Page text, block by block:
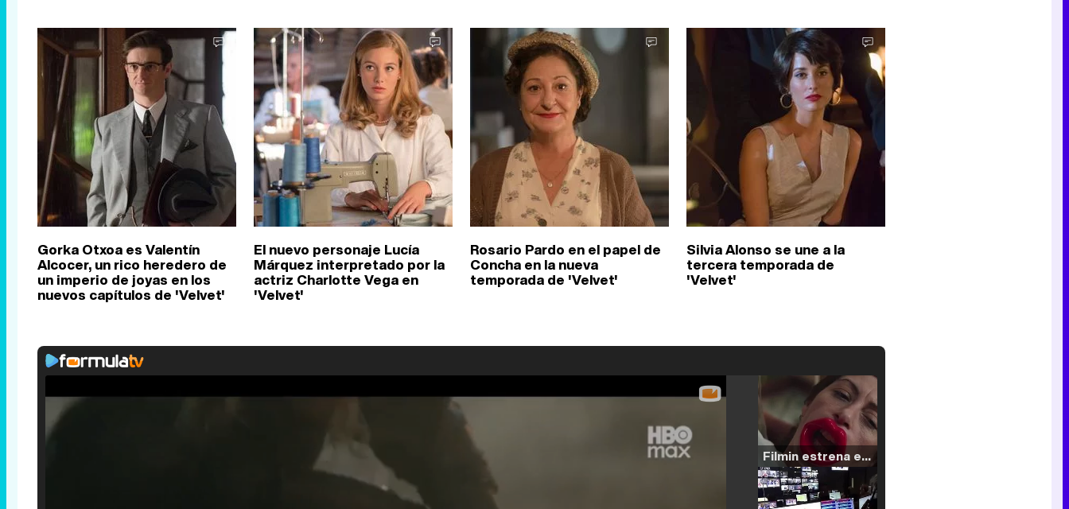
Gorka Otxoa es Valentín
Alcocer, un rico heredero de
un imperio de joyas en los
nuevos capítulos de 'Velvet'
Filmin estrena el tráiler de 'Millennial Mal', su nueva comedia universitaria de la mano de Lorena Iglesias
El nuevo personaje Lucía
Márquez interpretado por la
actriz Charlotte Vega en
'Velvet'
Rosario Pardo en el papel de
Concha en la nueva
temporada de 'Velvet'
Silvia Alonso se une a la
tercera temporada de
'Velvet'